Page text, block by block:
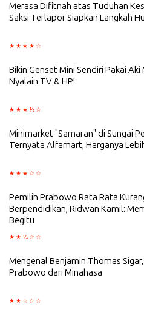
Merasa Difitnah atas Tuduhan
Saksi Terlapor Siapkan Langkah
Bikin Genset Mini Sendiri Pakai
Nyalain TV & HP!
Minimarket "Samaran" di Sungai
Ternyata Alfamart, Harganya
Pemilih Prabowo Rata Rata
Berpendidikan, Ridwan Kamil:
Begitu
Mengenal Benjamin Thomas
Prabowo dari Minahasa